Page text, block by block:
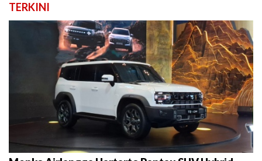
TERKINI